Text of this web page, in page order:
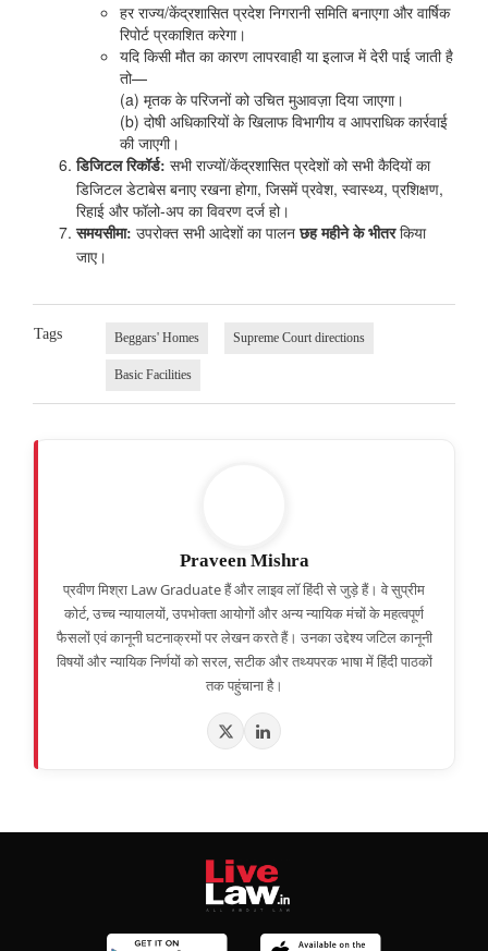
हर राज्य/केंद्रशासित प्रदेश निगरानी समिति बनाएगा और वार्षिक
रिपोर्ट प्रकाशित करेगा।
यदि किसी मौत का कारण लापरवाही या इलाज में देरी पाई जाती है
तो—
(a) मृतक के परिजनों को उचित मुआवज़ा दिया जाएगा।
(b) दोषी अधिकारियों के खिलाफ विभागीय व आपराधिक कार्रवाई
की जाएगी।
डिजिटल रिकॉर्ड: सभी राज्यों/केंद्रशासित प्रदेशों को सभी कैदियों का
डिजिटल डेटाबेस बनाए रखना होगा, जिसमें प्रवेश, स्वास्थ्य, प्रशिक्षण,
रिहाई और फॉलो-अप का विवरण दर्ज हो।
समयसीमा: उपरोक्त सभी आदेशों का पालनछह महीने के भीतरकिया
जाए।
Tags Beggars' Homes Supreme Court directions
Basic Facilities
Praveen Mishra
प्रवीण मिश्रा Law Graduate हैं और लाइव लॉ हिंदी से जुड़े हैं। वे सुप्रीम
कोर्ट, उच्च न्यायालयों, उपभोक्ता आयोगों और अन्य न्यायिक मंचों के महत्वपूर्ण
फैसलों एवं कानूनी घटनाक्रमों पर लेखन करते हैं। उनका उद्देश्य जटिल कानूनी
विषयों और न्यायिक निर्णयों को सरल, सटीक और तथ्यपरक भाषा में हिंदी पाठकों
तक पहुंचाना है।